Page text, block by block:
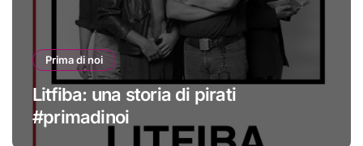
Prima di noi
Litfiba: una storia di pirati
#primadinoi